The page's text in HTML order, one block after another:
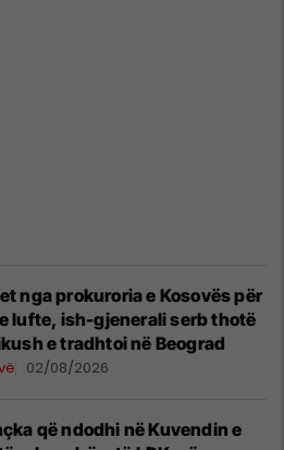
nga prokuroria e Kosovës për
lufte, ish-gjenerali serb thotë
e tradhtoi në Beograd
02/08/2026
që ndodhi në Kuvendin e